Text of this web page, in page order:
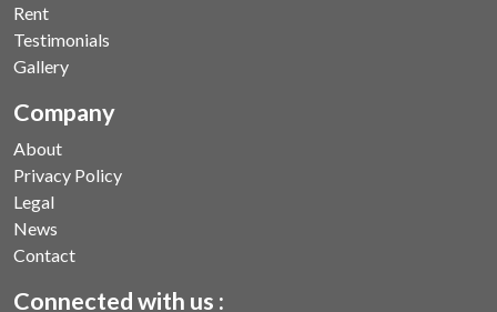
Rent
Testimonials
Gallery
Company
About
Privacy Policy
Legal
News
Contact
Connected with us :